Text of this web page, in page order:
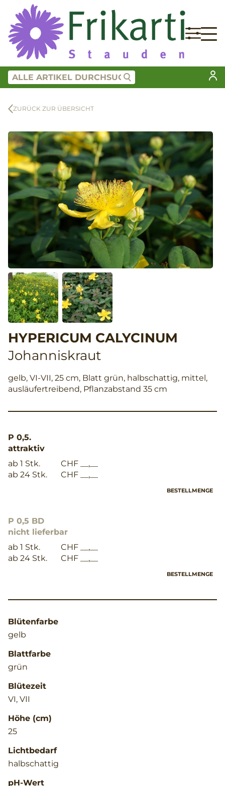
ZURÜCK ZUR ÜBERSICHT
HYPERICUM CALYCINUM
Johanniskraut
gelb, VI-VII, 25 cm, Blatt grün, halbschattig, mittel,
ausläufertreibend, Pflanzabstand 35 cm
P 0,5.
attraktiv
ab 1 Stk.
CHF __,__
ab 24 Stk.
CHF __,__
BESTELLMENGE
P 0,5 BD
nicht lieferbar
ab 1 Stk.
CHF __,__
ab 24 Stk.
CHF __,__
BESTELLMENGE
Blütenfarbe
gelb
Blattfarbe
grün
Blütezeit
VI, VII
Höhe (cm)
25
Lichtbedarf
halbschattig
pH-Wert